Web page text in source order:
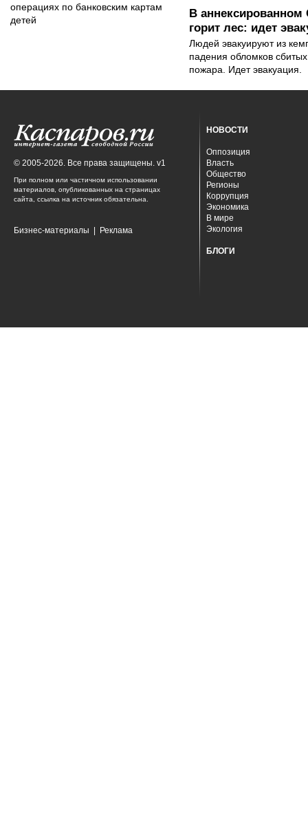
операциях по банковским картам
детей
В аннексированном
горит лес: идет
Людей эвакуируют из
падения обломков
пожара. Идет эвакуация.
© 2005-2026. Все права защищены. v1
При полном или частичном использовании
материалов, опубликованных на страницах
сайта, ссылка на источник обязательна.
Бизнес-материалы Реклама
НОВОСТИ
Оппозиция
Власть
Общество
Регионы
Коррупция
Экономика
В мире
Экология
БЛОГИ